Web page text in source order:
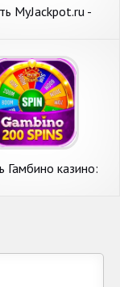
MyJackpot.ru -
Гамбино казино: